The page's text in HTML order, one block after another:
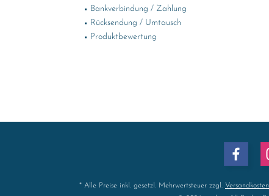
Bankverbindung / Zahlung
Rücksendung / Umtausch
Produktbewertung
* Alle Preise inkl. gesetzl. Mehrwertsteuer zzgl. Versandkosten